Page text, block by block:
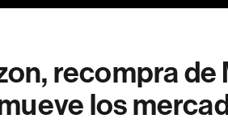
recompra
los